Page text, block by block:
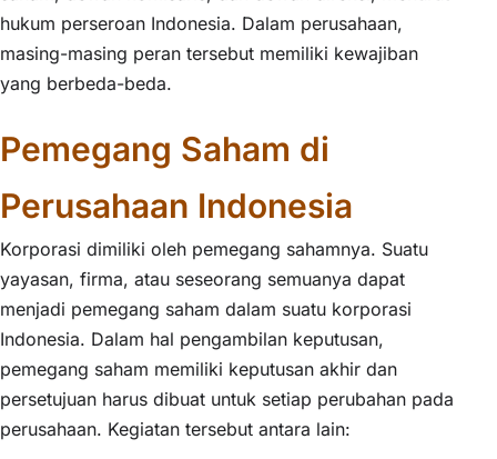
hukum perseroan Indonesia. Dalam perusahaan,
masing-masing peran tersebut memiliki kewajiban
yang berbeda-beda.
Pemegang Saham di
Perusahaan Indonesia
Korporasi dimiliki oleh pemegang sahamnya. Suatu
yayasan, firma, atau seseorang semuanya dapat
menjadi pemegang saham dalam suatu korporasi
Indonesia. Dalam hal pengambilan keputusan,
pemegang saham memiliki keputusan akhir dan
persetujuan harus dibuat untuk setiap perubahan pada
perusahaan. Kegiatan tersebut antara lain: